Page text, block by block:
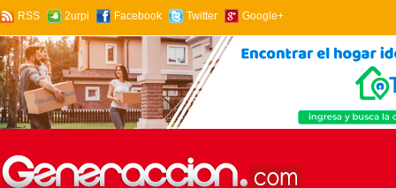
RSS 2urpi Facebook Twitter Google+